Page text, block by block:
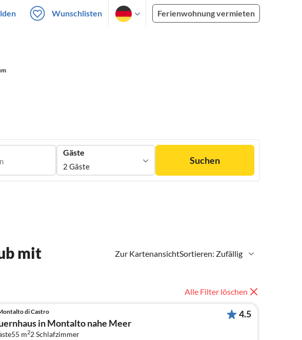
Wunschlisten Ferienwohnung vermieten
Gäste
2 Gäste
Suchen
Zur KartenansichtSortieren: Zufällig
mit
Alle Filter löschen
di Castro
in Montalto nahe Meer
55 m22Schlafzimmer
4.5